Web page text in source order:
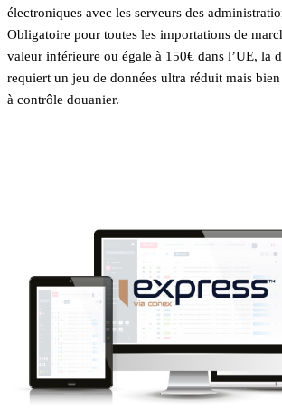
électroniques avec les serveurs des
Obligatoire pour toutes les importations de
valeur inférieure ou égale à 150€ dans l’UE, la
requiert un jeu de données ultra réduit mais
à contrôle douanier.